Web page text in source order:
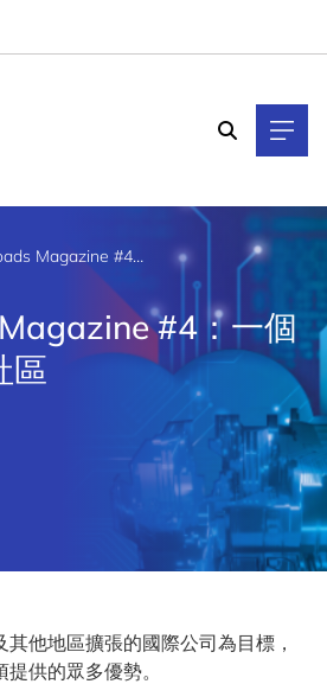
Crossroads Magazine #4：一個繁榮的創業社區
#4：一個
區
他地區擴張的國際公司為目標，
供的眾多優勢。